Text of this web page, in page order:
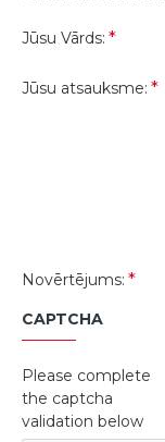
Jūsu Vārds:
Jūsu atsauksme:
Novērtējums:
CAPTCHA
Please complete
the captcha
validation below